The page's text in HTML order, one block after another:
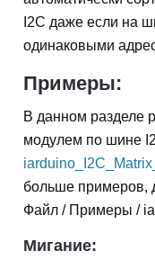
I2C даже если на
одинаковыми
Примеры:
В данном разделе
модулем по шине
больше примеров,
Файл / Примеры /
Мигание: